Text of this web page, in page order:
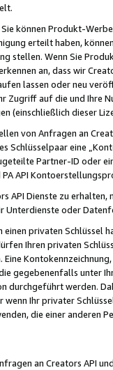
können Produkt-
erteilt haben,
stellen. Wenn Sie
an, dass wir
lassen oder neu
Zugriff auf die und Ihre
(einschließlich dieser
von Anfragen an
Schlüsselpaar eine
Partner-ID oder
API
API Dienste zu
Unterdienste oder
einen privaten
Ihren privaten
gegebenenfalls unter
durchgeführt werden.
wenn Ihr privater
die einer anderen
an Creators API